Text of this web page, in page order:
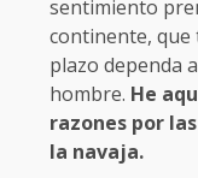
sentimiento
continente, que
plazo dependa
hombre. He
razones por
la navaja.